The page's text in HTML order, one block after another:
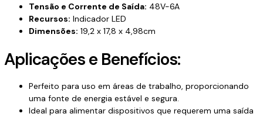
Tensão e Corrente de Saída: 48V-6A
Recursos: Indicador LED
Dimensões: 19,2 x 17,8 x 4,98cm
Aplicações e Benefícios:
Perfeito para uso em áreas de trabalho, proporcionando
uma fonte de energia estável e segura.
Ideal para alimentar dispositivos que requerem uma saída